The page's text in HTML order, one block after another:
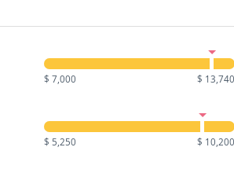
$ 7,000 $ 13,740
$ 5,250 $ 10,200